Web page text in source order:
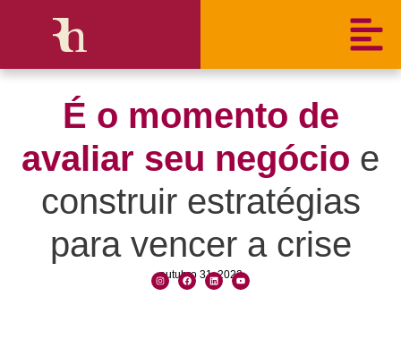
É o momento de
avaliar seu negócio e
construir estratégias
para vencer a crise
outubro 31, 2022